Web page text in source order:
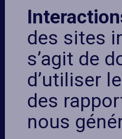
des sites
s’agit de
d’utiliser
des
nous